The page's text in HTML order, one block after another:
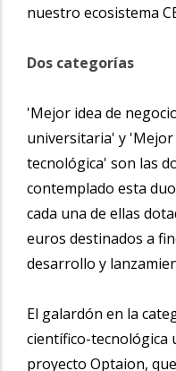
nuestro ecosistema
Dos categorías
'Mejor idea de
universitaria' y 'Mejor
tecnológica' son las
contemplado esta
cada una de ellas
euros destinados a
desarrollo y
El galardón en la
científico-tecnológica
proyecto Optaion,